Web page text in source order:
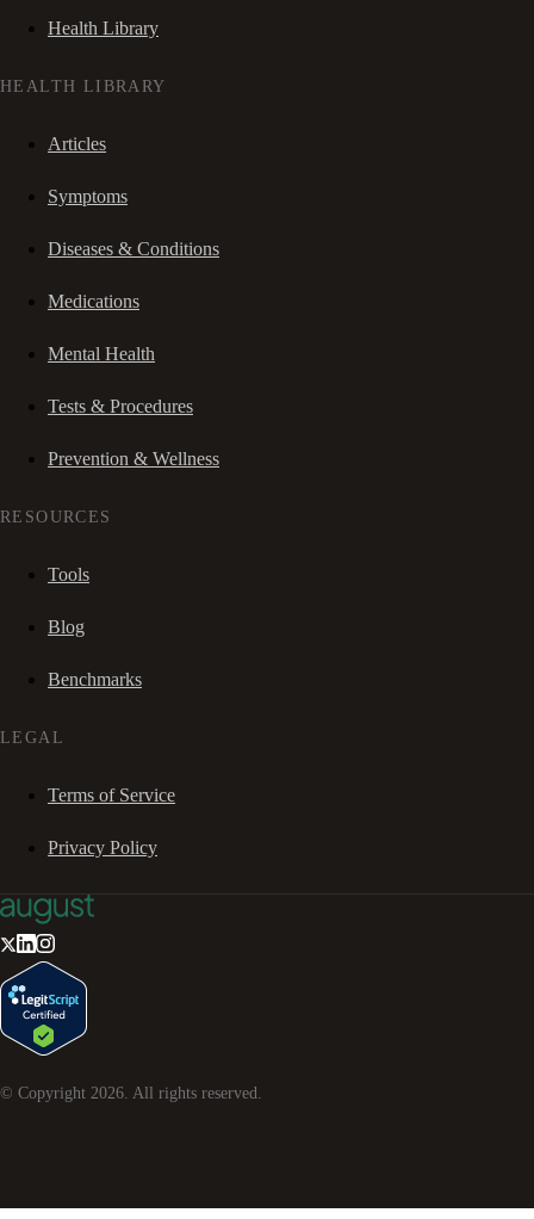
Health Library
HEALTH LIBRARY
Articles
Symptoms
Diseases & Conditions
Medications
Mental Health
Tests & Procedures
Prevention & Wellness
RESOURCES
Tools
Blog
Benchmarks
LEGAL
Terms of Service
Privacy Policy
© Copyright 2026 . All rights reserved.